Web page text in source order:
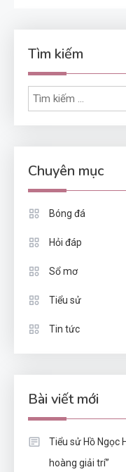
Tìm kiếm
Chuyên mục
Bóng đá
Hỏi đáp
Sổ mơ
Tiểu sử
Tin tức
Bài viết mới
Tiểu sử Hồ Ngọc
hoàng giải trí”